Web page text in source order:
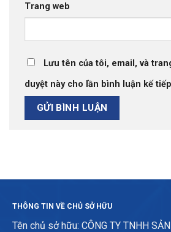
Trang web
Lưu tên của tôi, email, và
duyệt này cho lần bình luận kế
THÔNG TIN VỀ CHỦ SỞ HỮU
Tên chủ sở hữu: CÔNG TY TNHH